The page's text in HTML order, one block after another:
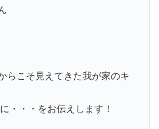
らこそ見えてきた我が家のキ
・・・をお伝えします！